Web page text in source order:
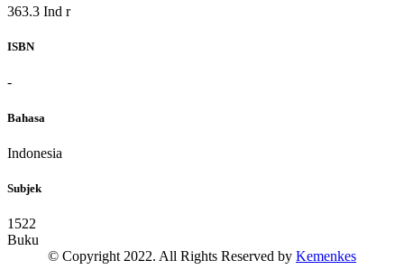
363.3 Ind r
ISBN
-
Bahasa
Indonesia
Subjek
1522
Buku
© Copyright 2022. All Rights Reserved by Kemenkes